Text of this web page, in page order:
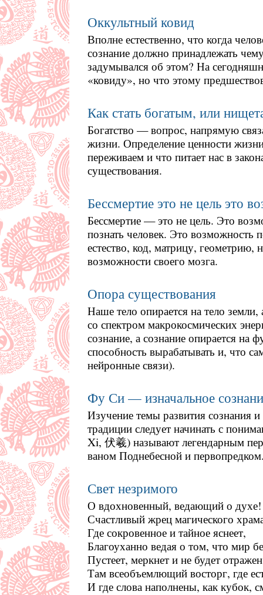
Оккультный ковид
Вполне естественно, что когда
сознание должно принадлежать
задумывался об этом? На
«ковиду», но что этому
Как стать богатым, или
Богатство — вопрос, напрямую
жизни. Определение ценности
переживаем и что питает нас в
существования.
Бессмертие это не цель это
Бессмертие — это не цель. Это
познать человек. Это возможность
естество, код, матрицу, геометрию,
возможности своего мозга.
Опора существования
Наше тело опирается на тело
со спектром макрокосмических
сознание, а сознание опирается на
способность вырабатывать и, что
нейронные связи).
Фу Си — изначальное
Изучение темы развития сознания и
традиции следует начинать с
Xi, 伏羲) называют легендарным
ваном Поднебесной и
Свет незримого
О вдохновенный, ведающий о духе!
Счастливый жрец магического
Где сокровенное и тайное яснеет,
Благоуханно ведая о том, что мир
Пустеет, меркнет и не будет
Там всеобъемлющий восторг, где
И где слова наполнены, как кубок,